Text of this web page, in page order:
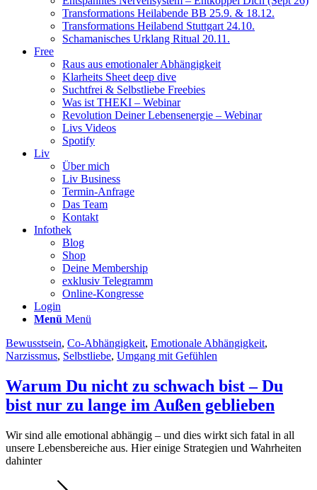
Transformations Heilabende BB 25.9. & 18.12.
Transformations Heilabend Stuttgart 24.10.
Schamanisches Urklang Ritual 20.11.
Free
Raus aus emotionaler Abhängigkeit
Klarheits Sheet deep dive
Suchtfrei & Selbstliebe Freebies
Was ist THEKI – Webinar
Revolution Deiner Lebensenergie – Webinar
Livs Videos
Spotify
Liv
Über mich
Liv Business
Termin-Anfrage
Das Team
Kontakt
Infothek
Blog
Shop
Deine Membership
exklusiv Telegramm
Online-Kongresse
Login
Menü Menü
Bewusstsein, Co-Abhängigkeit, Emotionale Abhängigkeit,
Narzissmus, Selbstliebe, Umgang mit Gefühlen
Warum Du nicht zu schwach bist – Du
bist nur zu lange im Außen geblieben
Wir sind alle emotional abhängig – und dies wirkt sich fatal in all
unsere Lebensbereiche aus. Hier einige Strategien und Wahrheiten
dahinter